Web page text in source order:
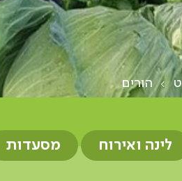
הורים
לינה ואירוח מסעדות